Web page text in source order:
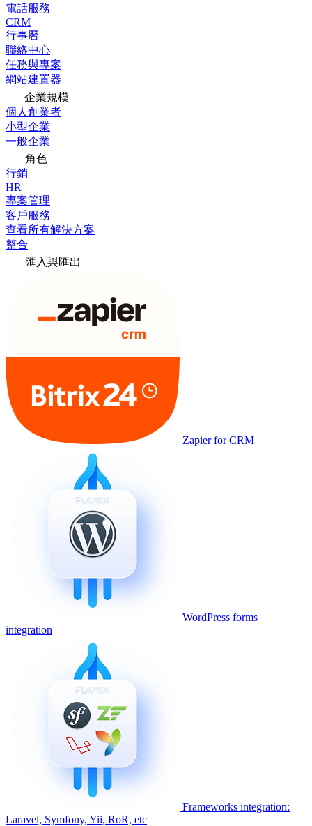
電話服務
CRM
行事曆
聯絡中心
任務與專案
網站建置器
企業規模
個人創業者
小型企業
一般企業
角色
行銷
HR
專案管理
客戶服務
查看所有解決方案
整合
匯入與匯出
Zapier for CRM
WordPress forms
integration
Frameworks integration:
Laravel, Symfony, Yii, RoR, etc